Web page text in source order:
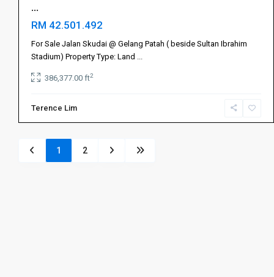
...
RM 42.501.492
For Sale Jalan Skudai @ Gelang Patah ( beside Sultan Ibrahim
Stadium) Property Type: Land ...
386,377.00 ft2
Terence Lim
1 2